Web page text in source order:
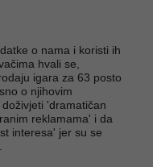
o nama i koristi ih
hvali se,
igara za 63 posto
o njihovim
'dramatičan
reklamama' i da
interesa' jer su se